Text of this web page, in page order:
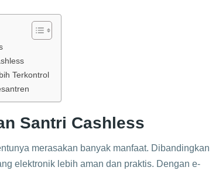
Terkontrol
Santri Cashless
merasakan banyak manfaat. Dibandingkan
elektronik lebih aman dan praktis. Dengan e-